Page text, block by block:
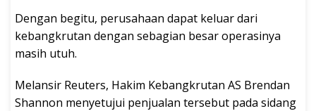
Dengan begitu, perusahaan dapat keluar dari
kebangkrutan dengan sebagian besar operasinya
masih utuh.
Melansir Reuters, Hakim Kebangkrutan AS Brendan
Shannon menyetujui penjualan tersebut pada sidang